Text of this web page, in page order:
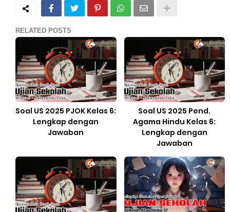
RELATED POSTS
Soal US 2025 PJOK Kelas 6:
Lengkap dengan
Jawaban
Soal US 2025 Pend.
Agama Hindu Kelas 6:
Lengkap dengan
Jawaban